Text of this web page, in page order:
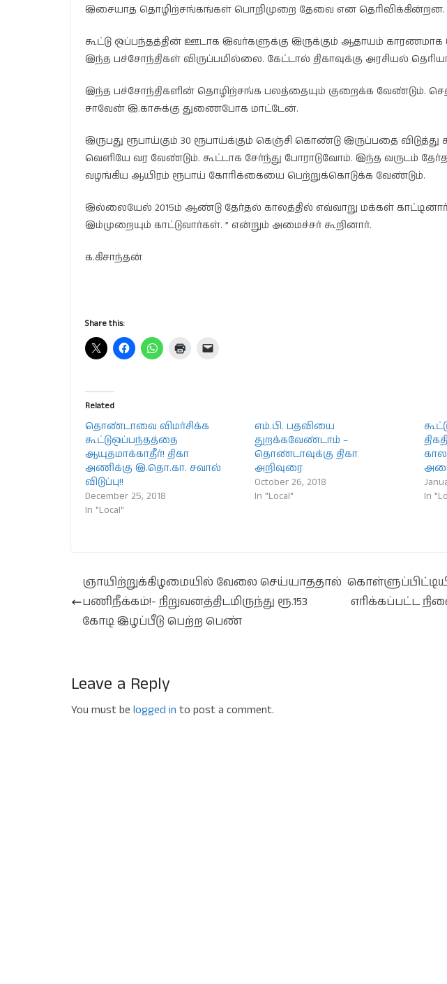
இசையாத தொழிற்சங்கங்கள் பொறிமுறை தேவை என தெரிவிக்கின்றன.
கூட்டு ஒப்பந்தத்தின் ஊடாக இவர்களுக்கு இருக்கும் ஆதாயம் காரணமாக
இந்த பச்சோந்திகள் விருப்பமில்லை. கேட்டால் திகாவுக்கு அரசியல்
இந்த பச்சோந்திகளின் தொழிற்சங்க பலத்தையும் குறைக்க வேண்டும்.
சாவேன் இ.காசுக்கு துணைபோக மாட்டேன்.
இருபது ரூபாய்கும் 30 ரூபாய்க்கும் கெஞ்சி கொண்டு இருப்பதை விடுத்து
வெளியே வர வேண்டும். கூட்டாக சேர்ந்து போராடுவோம். இந்த வருடம்
வழங்கிய ஆயிரம் ரூபாய் கோரிக்கையை பெற்றுக்கொடுக்க வேண்டும்.
இல்லையேல் 2015ம் ஆண்டு தேர்தல் காலத்தில் எவ்வாறு மக்கள்
இம்முறையும் காட்டுவார்கள். ” என்றும் அமைச்சர் கூறினார்.
க.கிசாந்தன்
Share this:
Related
தொண்டாவை விமர்சிக்க
கூட்டுஒப்பந்தத்தை
ஆயுதமாக்காதீர்! திகா
அணிக்கு இ.தொ.கா. சவால்
விடுப்பு!!
December 25, 2018
In "Local"
எம்.பி. பதவியை
துறக்கவேண்டாம் –
தொண்டாவுக்கு திகா
அறிவுரை
October 26, 2018
In "Local"
In
ஞாயிற்றுக்கிழமையில் வேலை செய்யாததால்
பணிநீக்கம்!- நிறுவனத்திடமிருந்து ரூ.153
கோடி இழப்பீடு பெற்ற பெண்
எரிக்கப்பட்ட
Leave a Reply
You must be logged in to post a comment.